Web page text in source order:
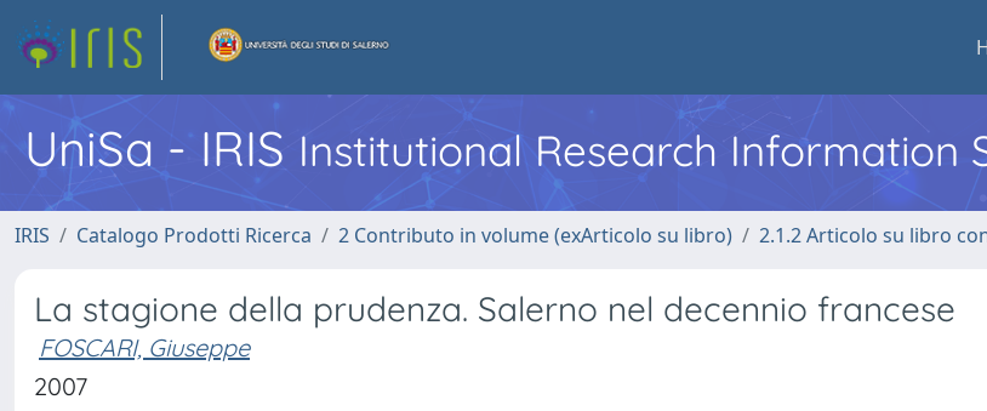
UniSa - IRIS Institutional Research Information
IRIS Catalogo Prodotti Ricerca 2 Contributo in volume (exArticolo su libro) 2.1.2 Articolo su libro
La stagione della prudenza. Salerno nel decennio francese
FOSCARI, Giuseppe
2007